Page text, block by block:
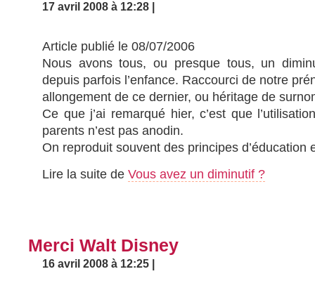
17 avril 2008 à 12:28 |
Article publié le 08/07/2006
Nous avons tous, ou presque tous, un
depuis parfois l’enfance. Raccourci de notre
allongement de ce dernier, ou héritage de
Ce que j’ai remarqué hier, c’est que
parents n’est pas anodin.
On reproduit souvent des principes
Lire la suite de Vous avez un diminutif ?
Merci Walt Disney
16 avril 2008 à 12:25 |